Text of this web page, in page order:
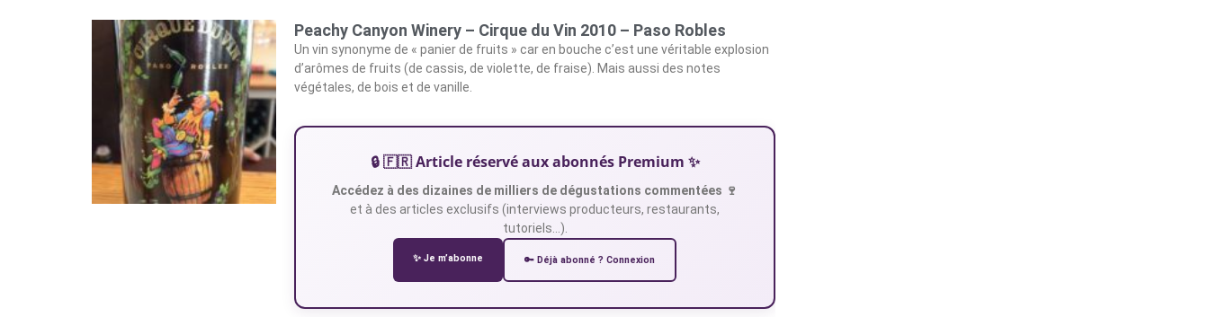
Peachy Canyon Winery – Cirque du Vin 2010 – Paso Robles
Un vin synonyme de « panier de fruits » car en bouche c’est une véritable explosion
d’arômes de fruits (de cassis, de violette, de fraise). Mais aussi des notes
végétales, de bois et de vanille.
🔒 🇫🇷 Article réservé aux abonnés Premium ✨
Accédez à des dizaines de milliers de dégustations commentées 🍷
et à des articles exclusifs (interviews producteurs, restaurants,
tutoriels…).
✨ Je m’abonne 🔑 Déjà abonné ? Connexion